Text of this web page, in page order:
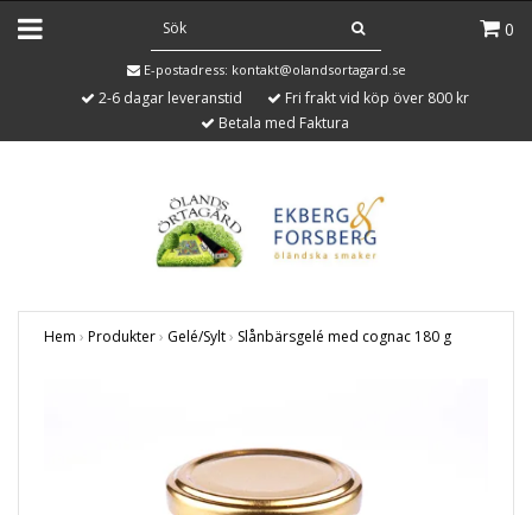
0
E-postadress: kontakt@olandsortagard.se
2-6 dagar leveranstid
Fri frakt vid köp över 800 kr
Betala med Faktura
Hem › Produkter› Gelé/Sylt› Slånbärsgelé med cognac 180 g